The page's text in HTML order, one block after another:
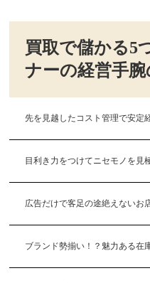
買取で儲かる5
ナーの経営手
先を見越したコスト管理で安定
目利き力をつけてニセモノを見
広告だけで客足の途絶えないお
ブランド勢揃い！？魅力ある在